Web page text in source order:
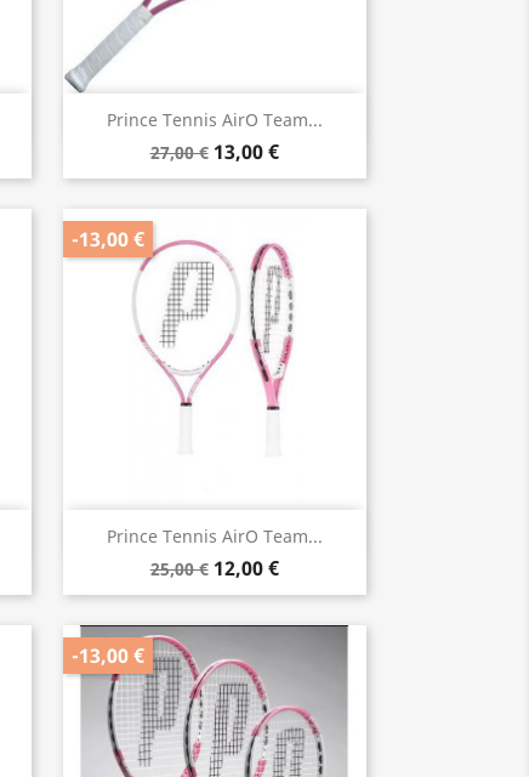
Prince Tennis AirO Team...
27,00 € 13,00 €
Vorschau
Prince Tennis AirO Team...
25,00 € 12,00 €
-13,00 €
Vorschau
-13,00 €